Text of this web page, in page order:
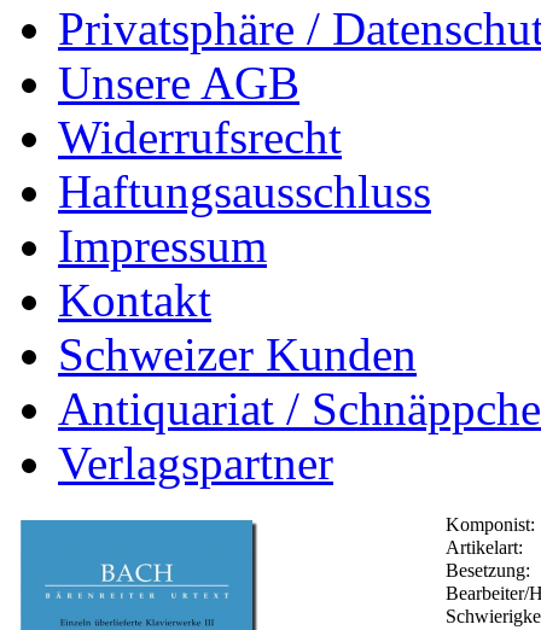
Privatsphäre /
Unsere AGB
Widerrufsrecht
Haftungsausschluss
Impressum
Kontakt
Schweizer Kunden
Antiquariat /
Verlagspartner
Komponist:
Artikelart:
Besetzung:
Bearbeiter/